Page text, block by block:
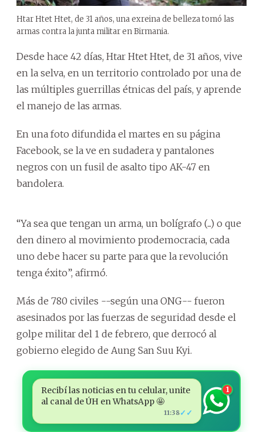
Htar Htet Htet, de 31 años, una exreina de belleza tomó las
armas contra la junta militar en Birmania.
Desde hace 42 días, Htar Htet Htet, de 31 años, vive
en la selva, en un territorio controlado por una de
las múltiples guerrillas étnicas del país, y aprende
el manejo de las armas.
En una foto difundida el martes en su página
Facebook, se la ve en sudadera y pantalones
negros con un fusil de asalto tipo AK-47 en
bandolera.
“Ya sea que tengan un arma, un bolígrafo (...) o que
den dinero al movimiento prodemocracia, cada
uno debe hacer su parte para que la revolución
tenga éxito”, afirmó.
Más de 780 civiles --según una ONG-- fueron
asesinados por las fuerzas de seguridad desde el
golpe militar del 1 de febrero, que derrocó al
gobierno elegido de Aung San Suu Kyi.
Recibí las noticias en tu celular, unite
al canal de ÚH en WhatsApp 🤩
11:38✓✓
1